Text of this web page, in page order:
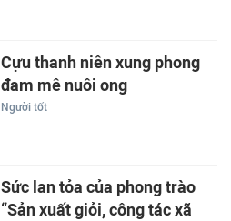
Cựu thanh niên xung phong
đam mê nuôi ong
Người tốt
Sức lan tỏa của phong trào
“Sản xuất giỏi, công tác xã